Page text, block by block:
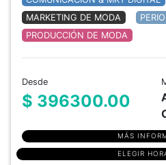
MARKETING DE MODA
PRODUCCIÓN DE MODA
Desde
$ 396300.00
MÁS
ELEGIR